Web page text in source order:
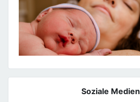
Soziale Medien